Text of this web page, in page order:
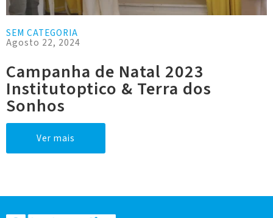
SEM CATEGORIA
Agosto 22, 2024
Campanha de Natal 2023
Institutoptico & Terra dos
Sonhos
Ver mais